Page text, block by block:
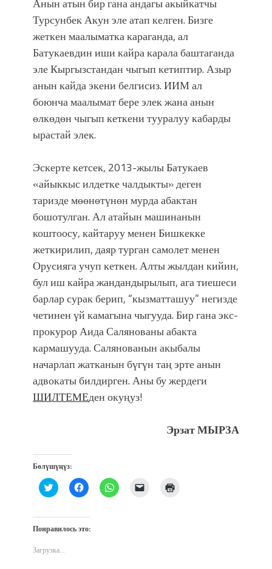
болмок”
Турсунбек Акун эле атап келген. Бизге
жеткен маалыматка караганда, ал
Батукаевдин иши кайра карала баштаганда
эле Кыргызстандан чыгып кетиптир. Азыр
анын кайда экени белгисиз. ИИМ ал
боюнча маалымат бере элек жана анын
өлкөдөн чыгып кеткени тууралуу кабарды
ырастай элек.
Эскерте кетсек, 2013-жылы Батукаев
«айыккыс илдетке чалдыкты» деген
таризде мөөнөтүнөн мурда абактан
бошотулган. Ал атайын машинанын
коштоосу, кайтаруу менен Бишкекке
жеткирилип, даяр турган самолет менен
Орусияга учуп кеткен. Алты жылдан кийин,
бул иш кайра жандандырылып, ага тиешеси
барлар сурак берип, “кызматташуу” негизде
четинен үй камагына чыгууда. Бир гана экс-
прокурор Аида Салянованы абакта
кармашууда. Салянованын акыбалы
начарлап жатканын бүгүн таң эрте анын
адвокаты билдирген. Аны бу жердеги
ШИЛТЕМЕден окуңуз!
Эрзат МЫРЗА
Бөлүшүңүз:
Нажмите,
чтобы
Twitter
(Открывается
в
окне)
Нажмите,
чтобы
Facebook
(Открывается
в
Нажмите,
чтобы
Послать
ссылку
Понравилось это:
Загрузка...